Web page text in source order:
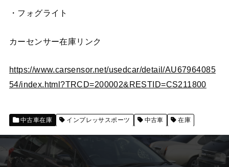
・フォグライト
カーセンサー在庫リンク
https://www.carsensor.net/usedcar/detail/AU67964085
54/index.html?TRCD=200002&RESTID=CS211800
中古車在庫 インプレッサスポーツ 中古車 在庫